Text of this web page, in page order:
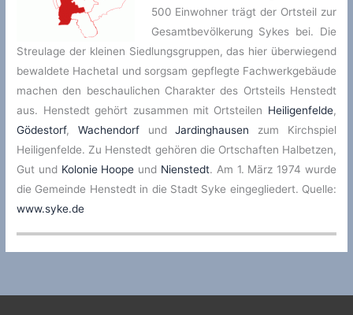
500 Einwohner trägt der Ortsteil zur
Gesamtbevölkerung Sykes bei. Die
Streulage der kleinen Siedlungsgruppen, das hier überwiegend
bewaldete Hachetal und sorgsam gepflegte Fachwerkgebäude
machen den beschaulichen Charakter des Ortsteils Henstedt
aus. Henstedt gehört zusammen mit Ortsteilen Heiligenfelde,
Gödestorf, WachendorfundJardinghausen zum Kirchspiel
Heiligenfelde. Zu Henstedt gehören die Ortschaften Halbetzen,
Gut und Kolonie Hoope und Nienstedt. Am 1. März 1974 wurde
die Gemeinde Henstedt in die Stadt Syke eingegliedert. Quelle:
www.syke.de